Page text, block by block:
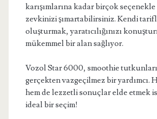
karışımlarına kadar birçok
zevkinizi şımartabilirsiniz. Kendi
oluşturmak, yaratıcılığınızı
mükemmel bir alan sağlıyor.
Vozol Star 6000, smoothie
gerçekten vazgeçilmez bir yardımcı.
hem de lezzetli sonuçlar elde etmek
ideal bir seçim!